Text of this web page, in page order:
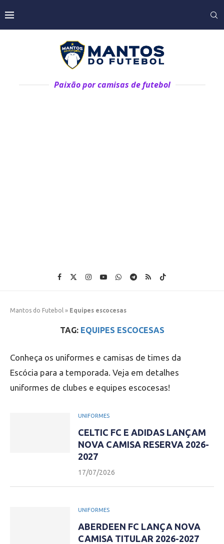
Paixão por camisas de futebol
Mantos do Futebol » Equipes escocesas
TAG: EQUIPES ESCOCESAS
Conheça os uniformes e camisas de times da
Escócia para a temporada. Veja em detalhes
uniformes de clubes e equipes escocesas!
UNIFORMES
CELTIC FC E ADIDAS LANÇAM
NOVA CAMISA RESERVA 2026-
2027
17/07/2026
UNIFORMES
ABERDEEN FC LANÇA NOVA
CAMISA TITULAR 2026-2027